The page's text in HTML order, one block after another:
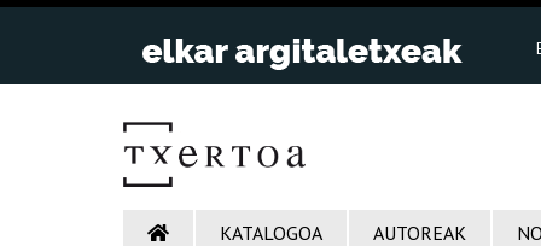
KATALOGOA AUTOREAK